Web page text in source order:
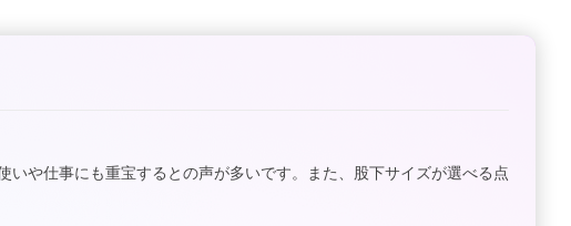
や仕事にも重宝するとの声が多いです。また、股下サイズが選べる点